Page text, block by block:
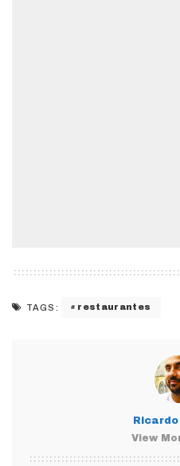
TAGS: restaurantes
View